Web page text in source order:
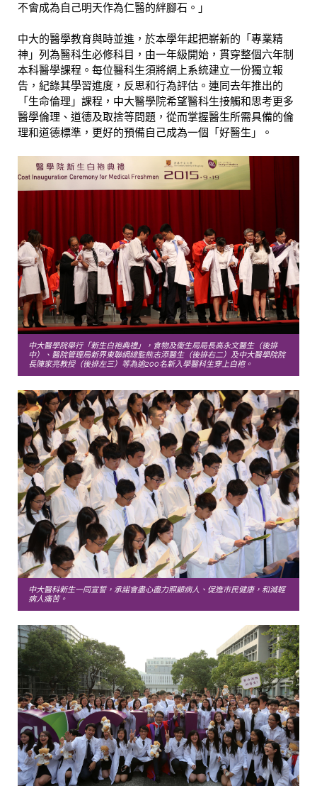
不會成為自己明天作為仁醫的絆腳石。」
中大的醫學教育與時並進，於本學年起把嶄新的「專業精
神」列為醫科生必修科目，由一年級開始，貫穿整個六年制
本科醫學課程。每位醫科生須將網上系統建立一份獨立報
告，紀錄其學習進度，反思和行為評估。連同去年推出的
「生命倫理」課程，中大醫學院希望醫科生接觸和思考更多
醫學倫理、道德及取捨等問題，從而掌握醫生所需具備的倫
理和道德標準，更好的預備自己成為一個「好醫生」。
中大醫學院舉行「新生白袍典禮」，食物及衞生局局長高永文醫生（後排
中）、醫院管理局新界東聯網總監熊志添醫生（後排右二）及中大醫學院院
長陳家亮教授（後排左三）等為逾200名新入學醫科生穿上白袍。
中大醫科新生一同宣誓，承諾會盡心盡力照顧病人、促進市民健康，和減輕
病人痛苦。